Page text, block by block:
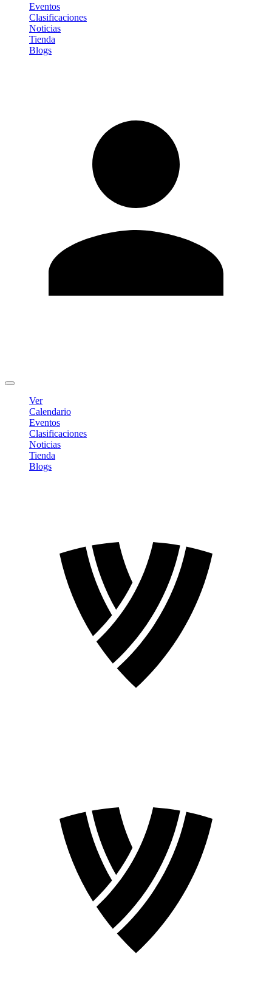
Eventos
Clasificaciones
Noticias
Tienda
Blogs
Ver
Calendario
Eventos
Clasificaciones
Noticias
Tienda
Blogs